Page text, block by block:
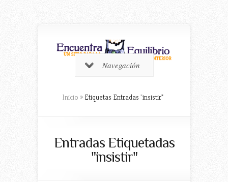
Navegación
Inicio » Etiquetas Entradas "insistir"
Entradas Etiquetadas
"insistir"